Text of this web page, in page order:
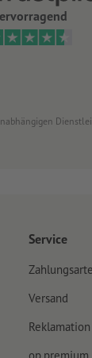
Service
Versand
Reklamation